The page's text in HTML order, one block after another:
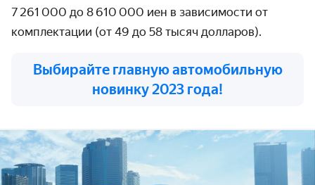
7 261 000 до 8 610 000 иен в зависимости от
комплектации (от 49 до 58 тысяч долларов).
Выбирайте главную автомобильную
новинку 2023 года!